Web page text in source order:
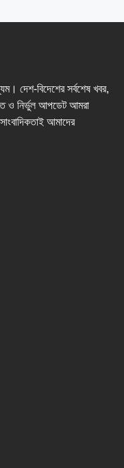
দেশ-বিদেশের সর্বশেষ খবর,
ও নির্ভুল আপডেট আমরা
আমাদের